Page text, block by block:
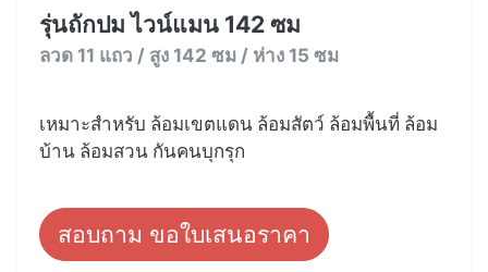
รุ่นถักปม ไวน์แมน 142 ซม
ลวด 11 แถว / สูง 142 ซม / ห่าง 15 ซม
เหมาะสำหรับ ล้อมเขตแดน ล้อมสัตว์ ล้อมพื้นที่ ล้อม
บ้าน ล้อมสวน กันคนบุกรุก
สอบถาม ขอใบเสนอราคา